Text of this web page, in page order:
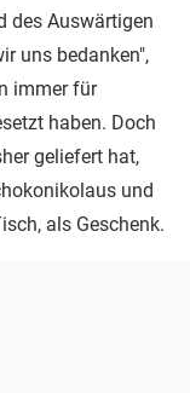
des Auswärtigen
uns bedanken",
immer für
haben. Doch
geliefert hat,
und
als Geschenk.